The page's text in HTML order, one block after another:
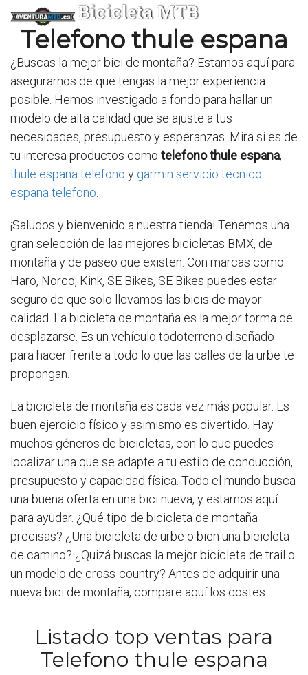
Bicicleta MTB
Telefono thule espana
¿Buscas la mejor bici de montaña? Estamos aquí para
asegurarnos de que tengas la mejor experiencia
posible. Hemos investigado a fondo para hallar un
modelo de alta calidad que se ajuste a tus
necesidades, presupuesto y esperanzas. Mira si es de
tu interesa productos como telefono thule espana,
thule espana telefono y garmin servicio tecnico
espana telefono
¡Saludos y bienvenido a nuestra tienda! Tenemos una
gran selección de las mejores bicicletas BMX, de
montaña y de paseo que existen. Con marcas como
Haro, Norco, Kink, SE Bikes, SE Bikes puedes estar
seguro de que solo llevamos las bicis de mayor
calidad. La bicicleta de montaña es la mejor forma de
desplazarse. Es un vehículo todoterreno diseñado
para hacer frente a todo lo que las calles de la urbe te
propongan.
La bicicleta de montaña es cada vez más popular. Es
buen ejercicio físico y asimismo es divertido. Hay
muchos géneros de bicicletas, con lo que puedes
localizar una que se adapte a tu estilo de conducción,
presupuesto y capacidad física. Todo el mundo busca
una buena oferta en una bici nueva, y estamos aquí
para ayudar. ¿Qué tipo de bicicleta de montaña
precisas? ¿Una bicicleta de urbe o bien una bicicleta
de camino? ¿Quizá buscas la mejor bicicleta de trail o
un modelo de cross-country? Antes de adquirir una
nueva bici de montaña, compare aquí los costes.
Listado top ventas para
Telefono thule espana